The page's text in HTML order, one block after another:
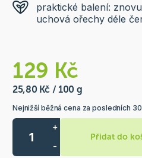
praktické balení:
uchová ořechy déle
129 Kč
25,80 Kč / 100 g
Nejnižší běžná cena za posledních 30
+
-
Přidat do